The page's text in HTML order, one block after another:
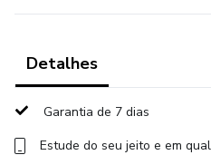
Detalhes
Garantia de 7 dias
Estude do seu jeito e em